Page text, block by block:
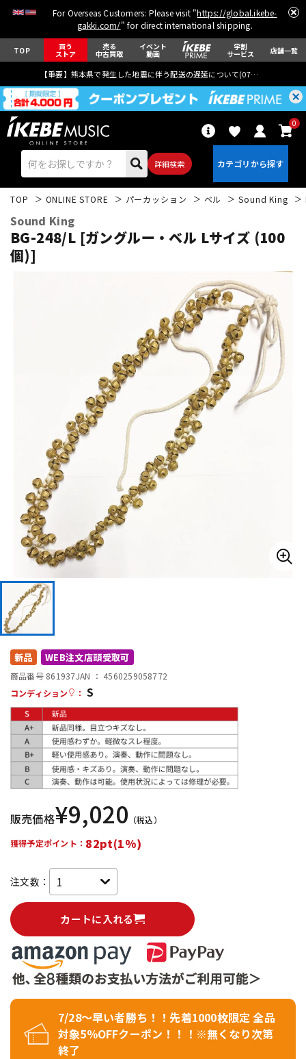
For Overseas Customers: Please visit "https://global.ikebe-
gakki.com/" for direct international shipping.
TOP 買う
ストア
売る
中古買取
イベント
動画
学割
サービス 店舗一覧
【重要】熊本県で発生した地震に伴う配送の遅延について(07月29日
詳細検索
0
アコギ/エレアコ
ウクレレ
パーカッション
キーボード 電子ピアノ
管楽器
配信/ライブ機器
中古 ヴィンテージ
TOP ONLINE STORE パーカッション ベル Sound King
Sound King
BG-248/L [ガングルー・ベル Lサイズ (100
個)]
新品 WEB注文店頭受取可
商品番号 861937JAN ： 4560259058772
コンディション
： S
販売価格¥9,020 （税込）
獲得予定ポイント： 82pt(1%)
注文数：
カートに入れる
7/28～早い者勝ち！！先着1000枚限定 全品
対象5％OFFクーポン！！！※無くなり次第
終了